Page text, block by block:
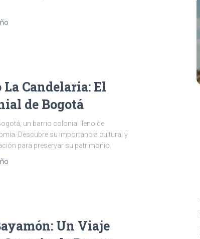
Candelaria: El
de Bogotá
un barrio colonial lleno de
Descubre su importancia cultural y
para preservar su patrimonio.
Un Viaje